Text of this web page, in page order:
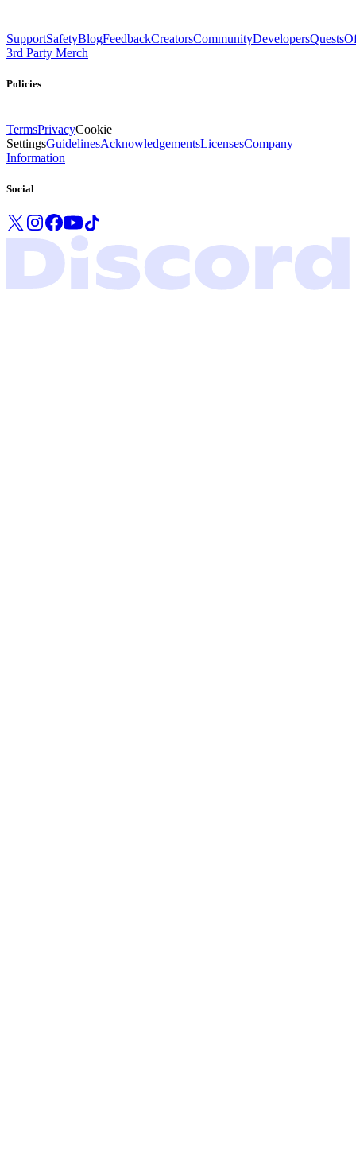
SupportSafetyBlogFeedbackCreatorsCommunityDevelopersQuests
3rd Party Merch
Policies
TermsPrivacyCookie
SettingsGuidelinesAcknowledgementsLicensesCompany
Information
Social